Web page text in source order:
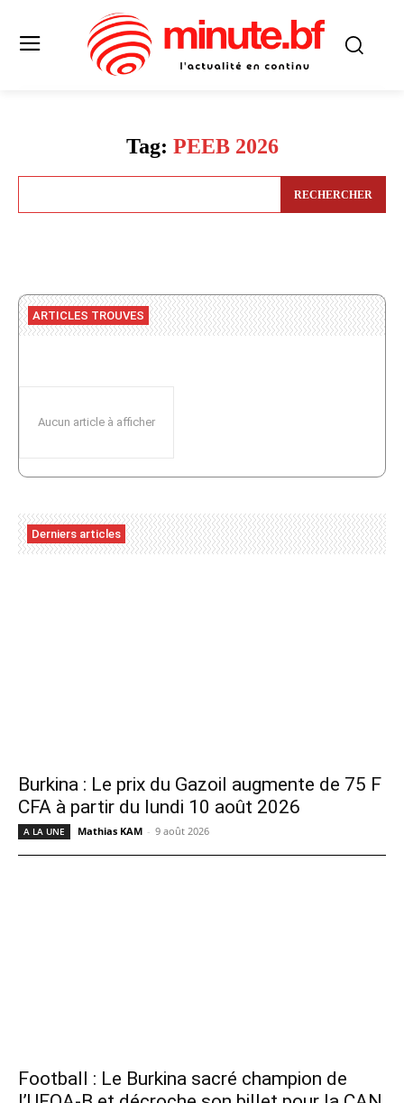
Tag: PEEB 2026
RECHERCHER
ARTICLES TROUVES
Aucun article à afficher
Derniers articles
Burkina : Le prix du Gazoil augmente de 75 F
CFA à partir du lundi 10 août 2026
A LA UNE Mathias KAM - 9 août 2026
Football : Le Burkina sacré champion de